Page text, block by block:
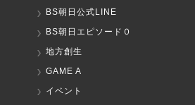
BS朝日公式LINE
BS朝日エピソード０
地方創生
GAME A
イベント